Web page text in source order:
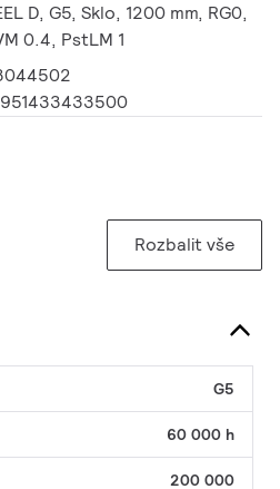
D, G5, Sklo, 1200 mm, RG0,
0.4, PstLM 1
Rozbalit vše
G5
60 000 h
200 000